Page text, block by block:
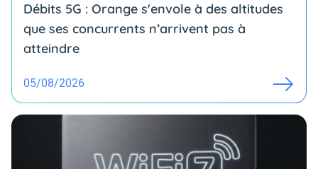
Débits 5G : Orange s'envole à des altitudes
que ses concurrents n’arrivent pas à
atteindre
05/08/2026